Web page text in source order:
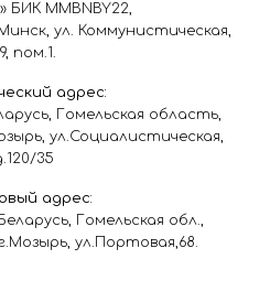
MMBNBY22,
ул. Коммунистическая,
пом.1.
адрес:
Гомельская область,
ул.Социалистическая,
35
адрес:
Гомельская обл.,
ул.Портовая,68.